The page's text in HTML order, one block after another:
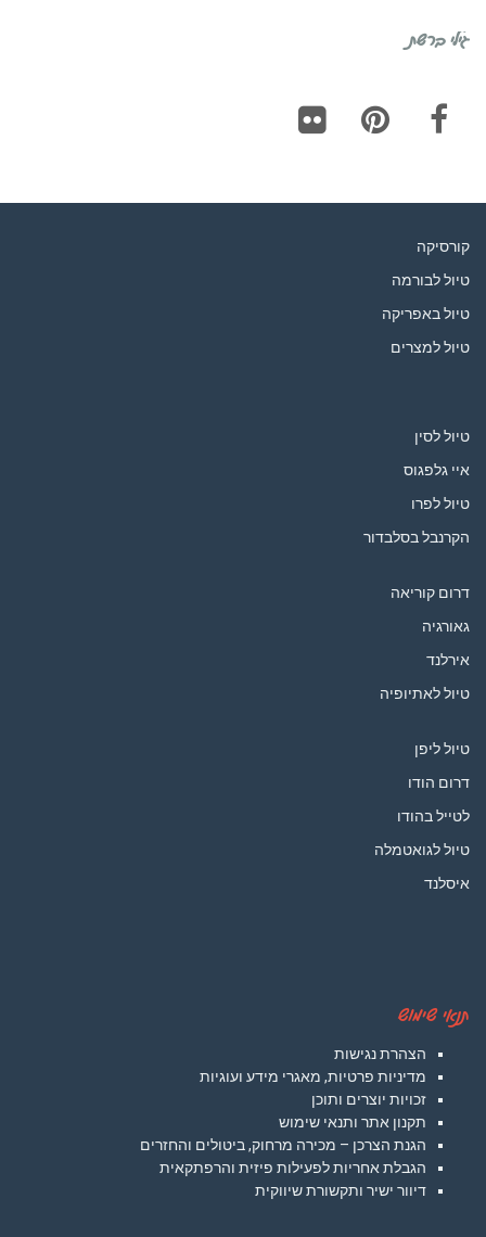
גילי ברשת
קורסיקה
טיול לבורמה
טיול באפריקה
טיול למצרים
טיול לסין
איי גלפגוס
טיול לפרו
הקרנבל בסלבדור
דרום קוריאה
גאורגיה
אירלנד
טיול לאתיופיה
טיול ליפן
דרום הודו
לטייל בהודו
טיול לגואטמלה
איסלנד
תנאי שימוש
הצהרת נגישות
מדיניות פרטיות, מאגרי מידע ועוגיות
זכויות יוצרים ותוכן
תקנון אתר ותנאי שימוש
הגנת הצרכן – מכירה מרחוק, ביטולים והחזרים
הגבלת אחריות לפעילות פיזית והרפתקאית
דיוור ישיר ותקשורת שיווקית